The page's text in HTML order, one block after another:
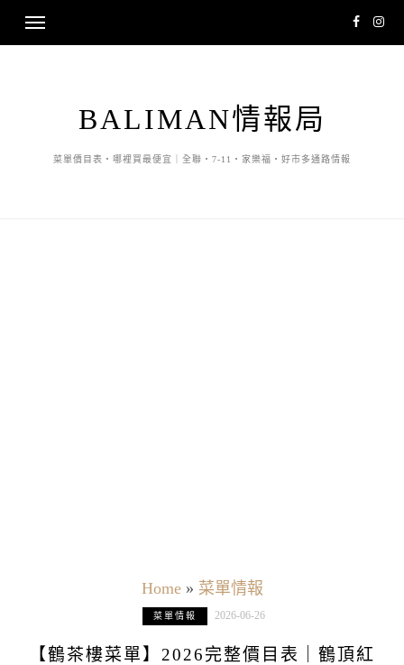
BALIMAN情報局
菜單價目表・哪裡買最便宜｜全聯・7-11・家樂福・好市多通路情報
Home» 菜單情報
菜單情報 2026-06-26
【鶴茶樓菜單】2026完整價目表｜鶴頂紅